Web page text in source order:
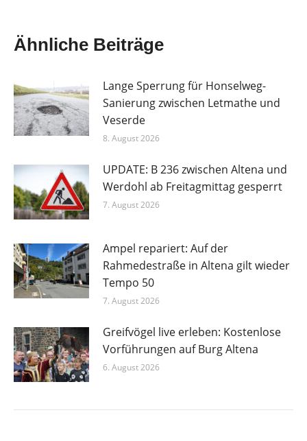
Ähnliche Beiträge
Lange Sperrung für Honselweg-
Sanierung zwischen Letmathe und
Veserde
8. August 2026
UPDATE: B 236 zwischen Altena und
Werdohl ab Freitagmittag gesperrt
7. August 2026
Ampel repariert: Auf der
Rahmedestraße in Altena gilt wieder
Tempo 50
7. August 2026
Greifvögel live erleben: Kostenlose
Vorführungen auf Burg Altena
6. August 2026